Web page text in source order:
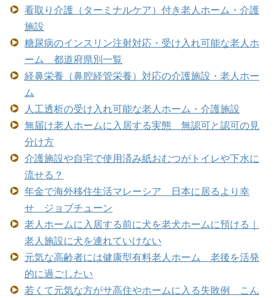
看取り介護（ターミナルケア）付き老人ホーム・介護
施設
糖尿病のインスリン注射対応・受け入れ可能な老人ホ
ーム 都道府県別一覧
経鼻栄養（鼻腔経管栄養）対応の介護施設・老人ホー
ム
人工透析の受け入れ可能な老人ホーム・介護施設
無届け老人ホームに入居する実態 無認可と認可の見
分け方
介護施設や自宅で使用済み紙おむつがトイレや下水に
流せる？
年金で海外移住生活マレーシア 日本に居るより幸
せ ジョブチューン
老人ホームに入居する前に犬を老犬ホームに預ける｜
老人施設に犬を連れていけない
元気な高齢者には健康型有料老人ホーム 老後を活発
的に過ごしたい
若くて元気な方がサ高住やホームに入る失敗例 こん